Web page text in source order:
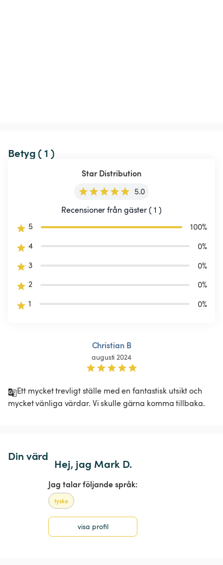
Betyg ( 1 )
Star Distribution
5.0
Recensioner från gäster ( 1 )
5
100%
4
0%
3
0%
2
0%
1
0%
Christian B
augusti 2024
Ett mycket trevligt ställe med en fantastisk utsikt och
mycket vänliga värdar. Vi skulle gärna komma tillbaka.
Din värd
Hej, jag Mark D.
Jag talar följande språk:
tyska
visa profil